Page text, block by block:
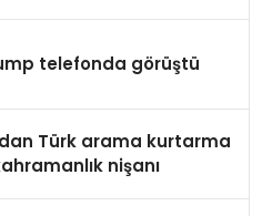
telefonda görüştü
Türk arama kurtarma
nişanı